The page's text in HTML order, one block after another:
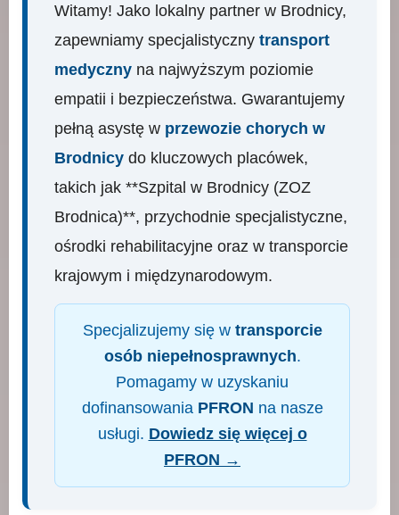
Witamy! Jako lokalny partner w Brodnicy,
zapewniamy specjalistyczny transport
medyczny na najwyższym poziomie
empatii i bezpieczeństwa. Gwarantujemy
pełną asystę w przewozie chorych w
Brodnicy do kluczowych placówek,
takich jak **Szpital w Brodnicy (ZOZ
Brodnica)**, przychodnie specjalistyczne,
ośrodki rehabilitacyjne oraz w transporcie
krajowym i międzynarodowym.
Specjalizujemy się w transporcie
osób niepełnosprawnych.
Pomagamy w uzyskaniu
dofinansowania PFRON na nasze
usługi. Dowiedz się więcej o
PFRON →